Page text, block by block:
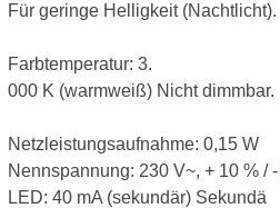
Für geringe Helligkeit (Nachtlicht).
Farbtemperatur: 3.
000 K (warmweiß) Nicht dimmbar.
Netzleistungsaufnahme: 0,15 W
Nennspannung: 230 V~, + 10 % /
LED: 40 mA (sekundär) Sekundä